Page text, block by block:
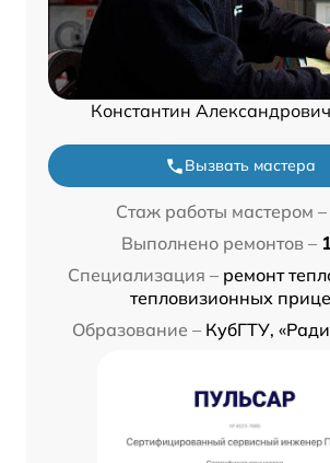
Константин
Вызвать мастера
Стаж работы мастером –
Выполнено ремонтов –
Специализация – ремонт
тепловизионных
Образование – КубГТУ,